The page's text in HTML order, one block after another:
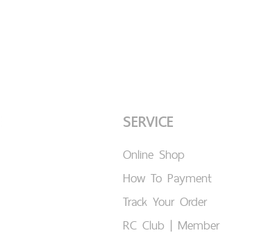
SERVICE
Online Shop
How To Payment
Track Your Order
RC Club | Member